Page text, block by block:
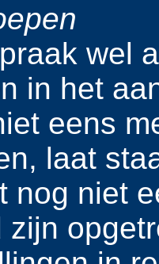
wel
in het
eens
laat
nog niet
zijn